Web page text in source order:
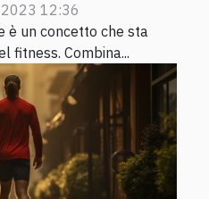
12:36
è un concetto che sta
fitness. Combina...